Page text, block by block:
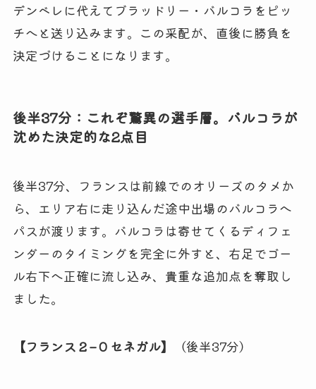
デンベレに代えてブラッドリー・バルコラをピッ
チへと送り込みます。この采配が、直後に勝負を
決定づけることになります。
後半37分：これぞ驚異の選手層。バルコラが
沈めた決定的な2点目
後半37分、フランスは前線でのオリーズのタメか
ら、エリア右に走り込んだ途中出場のバルコラへ
パスが渡ります。バルコラは寄せてくるディフェ
ンダーのタイミングを完全に外すと、右足でゴー
ル右下へ正確に流し込み、貴重な追加点を奪取し
ました。
【フランス 2 – 0 セネガル】 （後半37分）